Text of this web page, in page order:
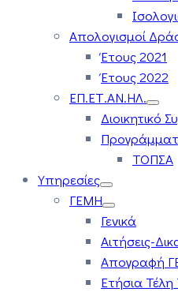
Απολογισμοί
Έτους 2021
Έτους 2022
ΕΠ.ΕΤ.ΑΝ.ΗΛ.
Διοικητικό
ΤΟΠΣΑ
Υπηρεσίες
ΓΕΜΗ
Γενικά
Αιτήσεις-
Απογραφή
Ετήσια